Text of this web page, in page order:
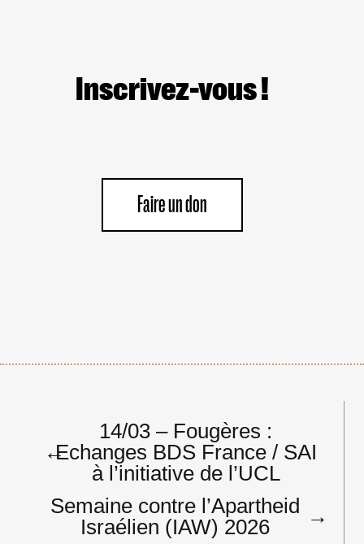
OU
CULTURELS
Inscrivez-vous !
Faire un don
Navigation
l’article
←
14/03 – Fougères :
Echanges BDS France / SAI
à l’initiative de l’UCL
Semaine contre l’Apartheid
Israélien (IAW) 2026
→